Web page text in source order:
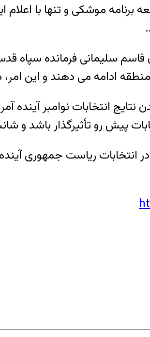
موشکی و تنها با اعلام
قاسم سلیمانی فرمانده سپاه
ادامه می دهند و این امر،
انتخابات نوامبر آینده
پیش رو تأثیرگذار باشد
انتخابات ریاست جمهوری